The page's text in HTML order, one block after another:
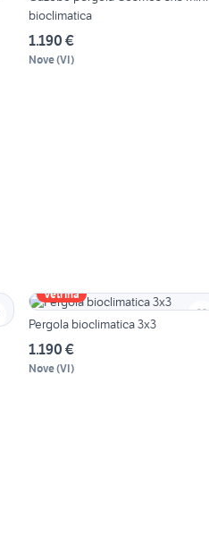
bioclimatica
1.190 €
Nove(VI)
Vetrina
Pergola bioclimatica 3x3
1.190 €
Nove(VI)